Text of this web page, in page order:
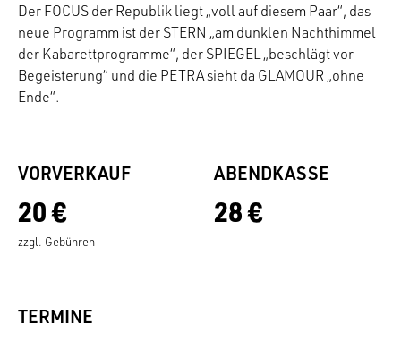
Der FOCUS der Republik liegt „voll auf diesem Paar“, das
neue Programm ist der STERN „am dunklen Nachthimmel
der Kabarettprogramme“, der SPIEGEL „beschlägt vor
Begeisterung“ und die PETRA sieht da GLAMOUR „ohne
Ende“.
VORVERKAUF
20 €
zzgl. Gebühren
ABENDKASSE
28 €
TERMINE